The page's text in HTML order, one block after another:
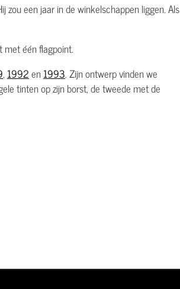
een jaar in de winkelschappen liggen. Als
één flagpoint.
, 1992en1993. Zijn ontwerp vinden we
tinten op zijn borst, de tweede met de